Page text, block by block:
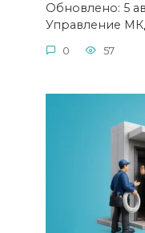
Обновлено: 5
Управление
0 57